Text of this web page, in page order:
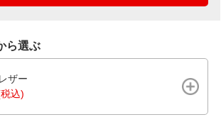
ら選ぶ
ザー
込)